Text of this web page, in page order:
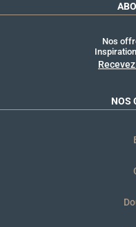
Nos
NOS